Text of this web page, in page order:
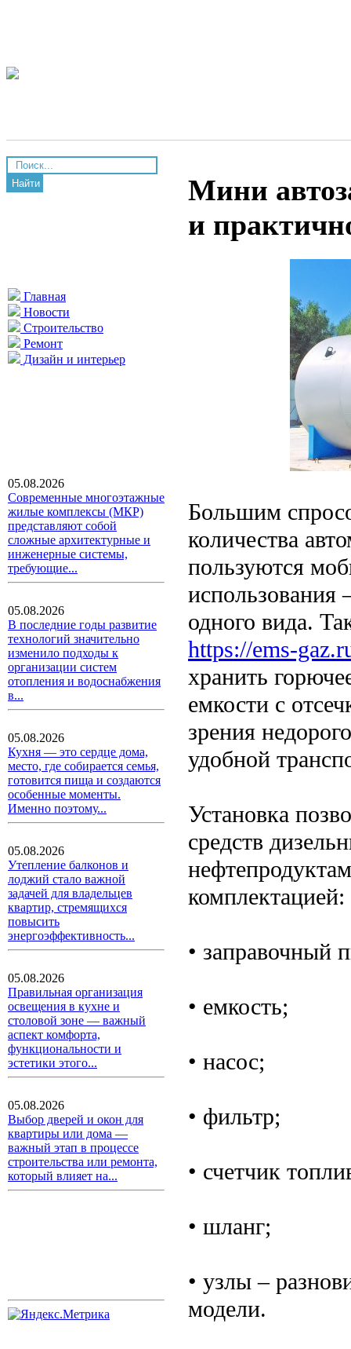
Найти
Главная
Новости
Строительство
Ремонт
Дизайн и интерьер
05.08.2026
Современные многоэтажные
жилые комплексы (МКР)
представляют собой
сложные архитектурные и
инженерные системы,
требующие...
05.08.2026
В последние годы развитие
технологий значительно
изменило подходы к
организации систем
отопления и водоснабжения
в...
05.08.2026
Кухня — это сердце дома,
место, где собирается семья,
готовится пища и создаются
особенные моменты.
Именно поэтому...
05.08.2026
Утепление балконов и
лоджий стало важной
задачей для владельцев
квартир, стремящихся
повысить
энергоэффективность...
05.08.2026
Правильная организация
освещения в кухне и
столовой зоне — важный
аспект комфорта,
функциональности и
эстетики этого...
05.08.2026
Выбор дверей и окон для
квартиры или дома —
важный этап в процессе
строительства или ремонта,
который влияет на...
Мини
и
Большим
количества
пользуются
использования
одного вида.
https://ems-
хранить
емкости с
зрения
удобной
Установка
средств
комплектацией:
• заправочный
• емкость;
• насос;
• фильтр;
• счетчик
• шланг;
• узлы –
модели.